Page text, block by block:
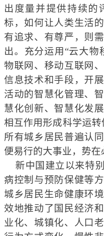
出度量并提供持续的
标，如何让人类生活
有追求、有尊严，则
出。充分运用“云大物
物联网、移动互联网
信息技术和手段，开
活动的智慧化管理、
慧化创新、智慧化发
相互作用形成科学运
所有城乡居民普遍认
便易行的大事业，势在
新中国建立以来特
病控制与预防保健等
城乡居民生命健康环
效地推动了国民经济
业化、城镇化、人口